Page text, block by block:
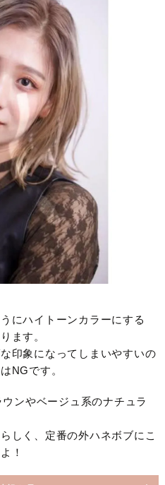
にハイトーンカラーにする
ます。
印象になってしまいやすいの
NGです。
ンやベージュ系のナチュラ
しく、定番の外ハネボブにこ
！